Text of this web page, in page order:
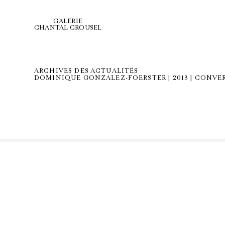
GALERIE
CHANTAL CROUSEL
ARCHIVES DES ACTUALITÉS
DOMINIQUE GONZALEZ-FOERSTER | 2013 |